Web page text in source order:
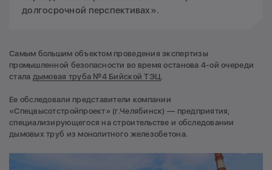
долгосрочной перспективах».
Самым большим объектом проведения экспертизы
промышленной безопасности во время останова 4-ой очереди
стала дымовая труба №4 Бийской ТЭЦ.
Ее обследовали представители компании
«Спецвысотстройпроект» (г.Челябинск) — предприятия,
специализирующегося на строительстве и обследовании
дымовых труб из монолитного железобетона.